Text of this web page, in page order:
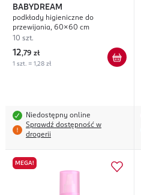
BABYDREAM
podkłady higieniczne do
przewijania, 60x60 cm
10 szt.
12,79 zł
1 szt. = 1,28 zł
Niedostępny online
Sprawdź dostępność w
drogerii
MEGA!